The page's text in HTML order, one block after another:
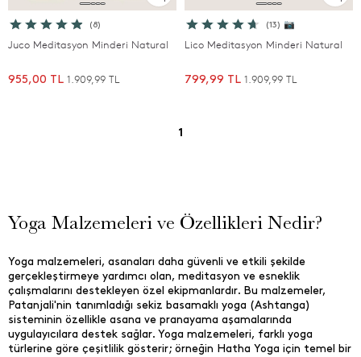
(8)
Juco Meditasyon Minderi Natural
955,00 TL 1.909,99 TL
(13) 📷
Lico Meditasyon Minderi Natural
799,99 TL 1.909,99 TL
1
Yoga Malzemeleri ve Özellikleri Nedir?
Yoga malzemeleri, asanaları daha güvenli ve etkili şekilde
gerçekleştirmeye yardımcı olan, meditasyon ve esneklik
çalışmalarını destekleyen özel ekipmanlardır. Bu malzemeler,
Patanjali'nin tanımladığı sekiz basamaklı yoga (Ashtanga)
sisteminin özellikle asana ve pranayama aşamalarında
uygulayıcılara destek sağlar. Yoga malzemeleri, farklı yoga
türlerine göre çeşitlilik gösterir; örneğin Hatha Yoga için temel bir